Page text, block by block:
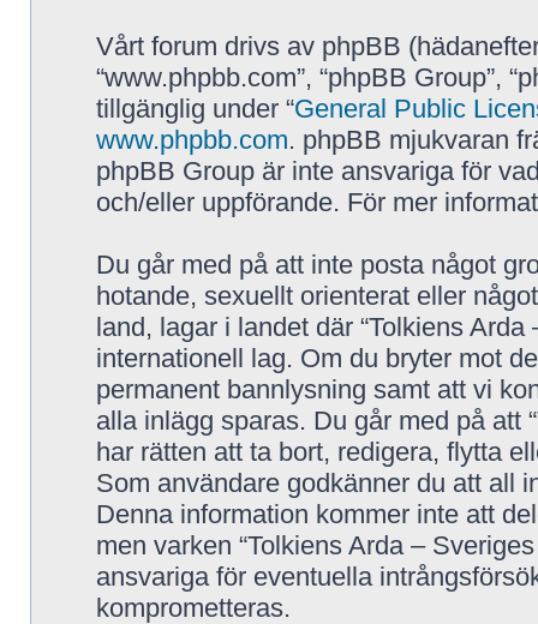
Vårt forum drivs av phpBB (hädanefter
“www.phpbb.com”, “phpBB Group”,
tillgänglig under “General Public
www.phpbb.com. phpBB mjukvaran
phpBB Group är inte ansvariga för
och/eller uppförande. För mer
Du går med på att inte posta något
hotande, sexuellt orienterat eller
land, lagar i landet där “Tolkiens
internationell lag. Om du bryter mot
permanent bannlysning samt att vi
alla inlägg sparas. Du går med på att
har rätten att ta bort, redigera, flytta
Som användare godkänner du att all
Denna information kommer inte att
men varken “Tolkiens Arda –
ansvariga för eventuella
komprometteras.